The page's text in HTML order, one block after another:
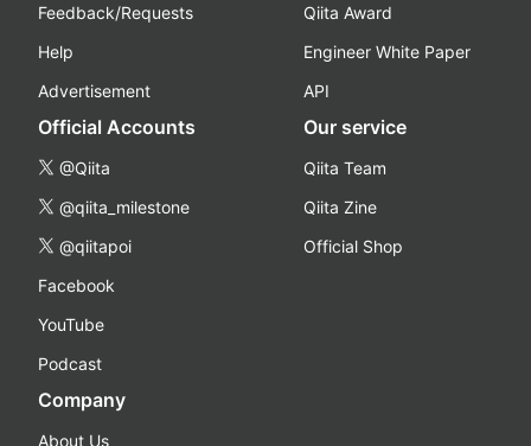
Feedback/Requests
Help
Advertisement
Qiita Award
Engineer White Paper
API
Official Accounts
@Qiita
@qiita_milestone
@qiitapoi
Facebook
YouTube
Podcast
Our service
Qiita Team
Qiita Zine
Official Shop
Company
About Us